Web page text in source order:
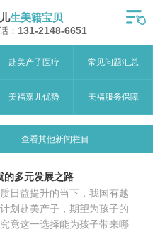
生美籍宝贝
： 131-2148-6651
赴美产子医疗 常见问题汇总
美福嘉儿优势 美福服务保障
查看其他新闻栏目
的多元发展之路
日益提升的当下，我国有越
划赴美产子，期望为孩子的
竟这一选择能为孩子带来哪
首页
月子中心服务
宝妈见证
赴美攻略